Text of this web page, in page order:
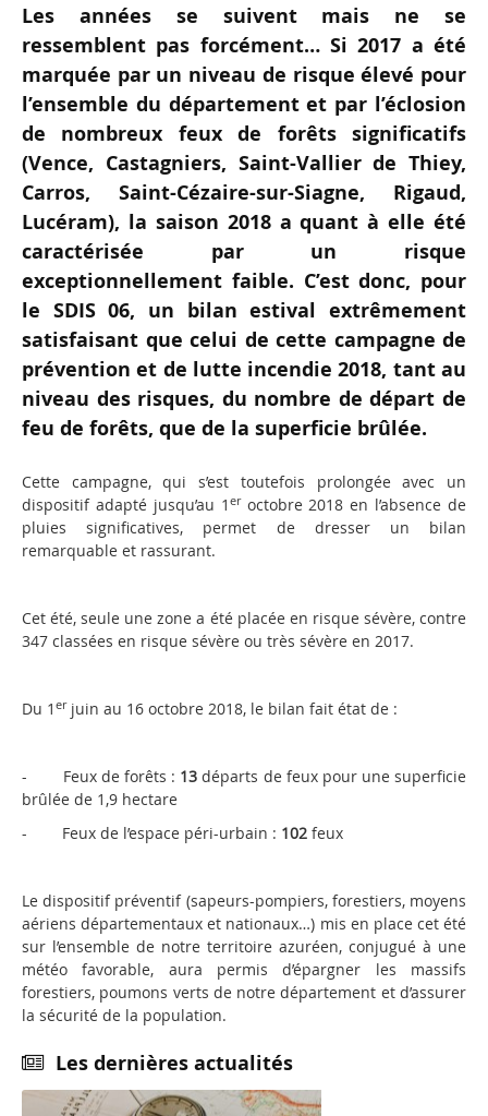
Les années se suivent mais ne se
ressemblent pas forcément… Si 2017 a été
marquée par un niveau de risque élevé pour
l’ensemble du département et par l’éclosion
de nombreux feux de forêts significatifs
(Vence, Castagniers, Saint-Vallier de Thiey,
Carros, Saint-Cézaire-sur-Siagne, Rigaud,
Lucéram), la saison 2018 a quant à elle été
caractérisée par un risque
exceptionnellement faible. C’est donc, pour
le SDIS 06, un bilan estival extrêmement
satisfaisant que celui de cette campagne de
prévention et de lutte incendie 2018, tant au
niveau des risques, du nombre de départ de
feu de forêts, que de la superficie brûlée.
Cette campagne, qui s’est toutefois prolongée avec un
dispositif adapté jusqu’au 1 eroctobre 2018 en l’absence de
pluies significatives, permet de dresser un bilan
remarquable et rassurant.
Cet été, seule une zone a été placée en risque sévère, contre
347 classées en risque sévère ou très sévère en 2017.
Du 1 erjuin au 16 octobre 2018, le bilan fait état de :
- Feux de forêts : 13 départs de feux pour une superficie
brûlée de 1,9 hectare
- Feux de l’espace péri-urbain : 102 feux
Le dispositif préventif (sapeurs-pompiers, forestiers, moyens
aériens départementaux et nationaux…) mis en place cet été
sur l’ensemble de notre territoire azuréen, conjugué à une
météo favorable, aura permis d’épargner les massifs
forestiers, poumons verts de notre département et d’assurer
la sécurité de la population.
Les dernières actualités